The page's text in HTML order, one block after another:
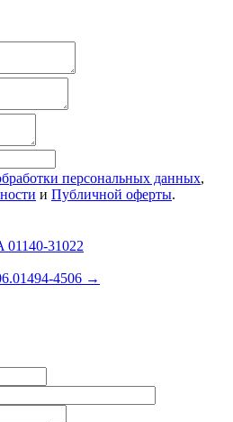
персональных данных,
и Публичной оферты.
31022
4506 →